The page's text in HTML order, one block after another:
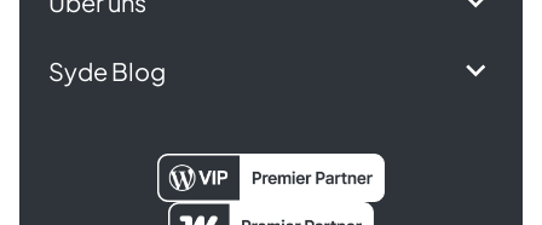
Syde Blog